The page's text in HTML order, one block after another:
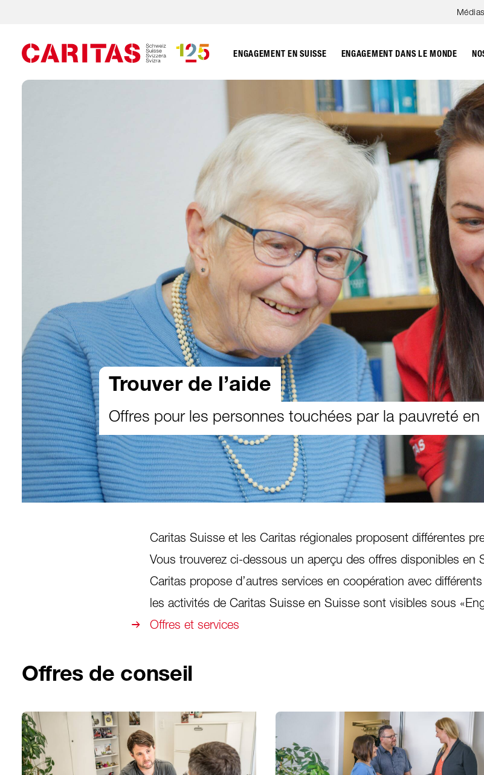
Aller au contenu
Médias
ENGAGEMENT EN SUISSE ENGAGEMENT DANS LE MONDE
Trouver de l’aide
Offres pour les personnes touchées par la pauvreté en
Caritas Suisse et les Caritas régionales proposent différentes
Vous trouverez ci-dessous un aperçu des offres disponibles en
Caritas propose d’autres services en coopération avec
les activités de Caritas Suisse en Suisse sont visibles sous
Offres et services
Offres de conseil